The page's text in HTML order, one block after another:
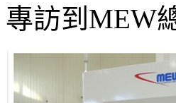
專訪到MEW